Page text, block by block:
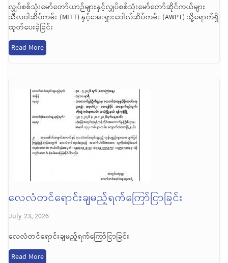
လျှပ်စစ်သုံးမော်တော်ယာဉ်များနှင့်လျှပ်စစ်သုံးမော်တော်ဆိုင်ကယ်များ
သီလဝါဆိပ်ကမ်း (MITT) နှင့်အေးရှားဝေါလ်ဆိပ်ကမ်း (AWPT) သို့ရောက်ရှိ
ထုတ်ပေးခဲ့ခြင်း
Read More
လေလံတင်ရောင်းချမည့်ရက်ကြော်ငြာခြင်း
July 23, 2026
လေလံတင်ရောင်းချမည့်ရက်ကြော်ငြာခြင်း
Read More